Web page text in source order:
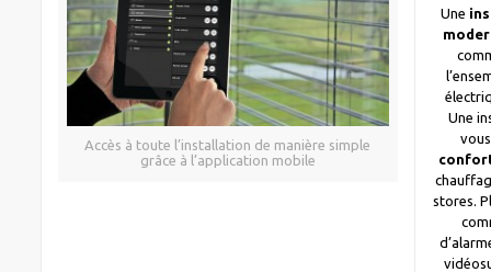
Accès à toute l’installation de manière simple
grâce à l’application mobile
Une
Une
stores.